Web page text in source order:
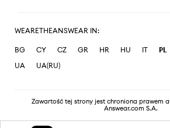
WEARETHEANSWEAR IN:
BG CY CZ GR HR HU IT PL
UA
UA(RU)
Zawartość tej strony jest chroniona prawem
Answear.com S.A.